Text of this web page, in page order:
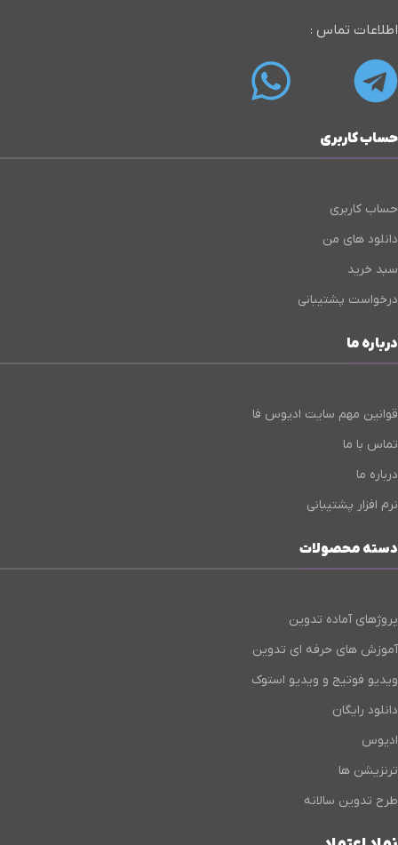
اطلاعات تماس :
حساب کاربری
حساب کاربری
دانلود های من
سبد خرید
درخواست پشتیبانی
درباره ما
قوانین مهم سایت ادیوس فا
تماس با ما
درباره ما
نرم افزار پشتیبانی
دسته محصولات
پروژهای آماده تدوین
آموزش های حرفه ای تدوین
ویدیو فوتیج و ویدیو استوک
دانلود رایگان
ادیوس
ترنزیشن ها
طرح تدوین سالانه